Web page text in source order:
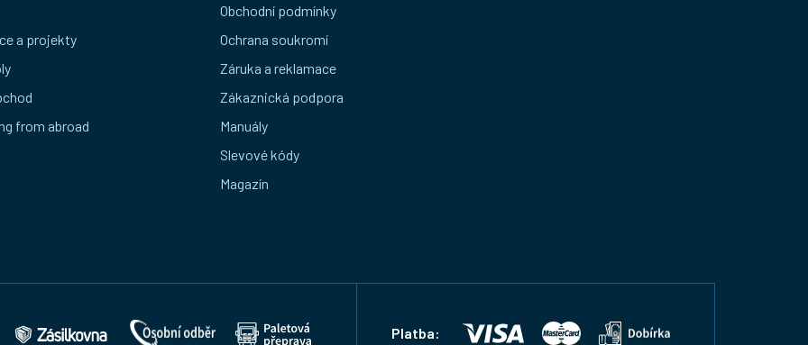
a projekty
from abroad
Obchodní podmínky
Ochrana soukromí
Záruka a reklamace
Zákaznická podpora
Manuály
Slevové kódy
Magazín
Platba: